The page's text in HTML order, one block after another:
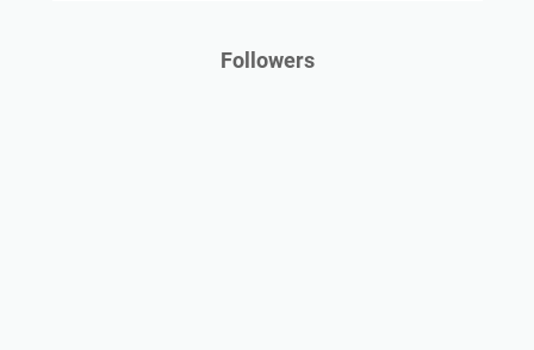
Followers